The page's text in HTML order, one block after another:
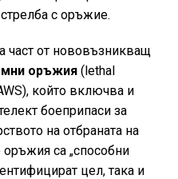
с оръжие.
част от нововъзникващ
оръжия(lethal
който включва и
боеприпаси за
на отбраната на
са „способни
цел, така и